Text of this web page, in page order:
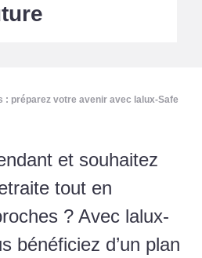
: préparez votre avenir avec lalux-Safe
et souhaitez
tout en
? Avec lalux-
bénéficiez d’un plan